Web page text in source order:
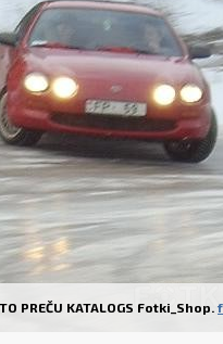
PREČU KATALOGS Fotki_Shop.